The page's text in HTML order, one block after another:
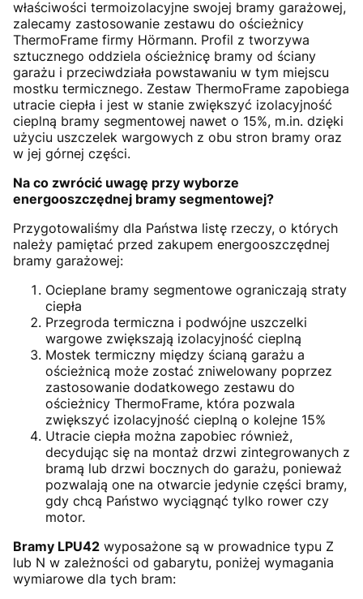
właściwości termoizolacyjne swojej bramy garażowej,
zalecamy zastosowanie zestawu do ościeżnicy
ThermoFrame firmy Hörmann. Profil z tworzywa
sztucznego oddziela ościeżnicę bramy od ściany
garażu i przeciwdziała powstawaniu w tym miejscu
mostku termicznego. Zestaw ThermoFrame zapobiega
utracie ciepła i jest w stanie zwiększyć izolacyjność
cieplną bramy segmentowej nawet o 15%, m.in. dzięki
użyciu uszczelek wargowych z obu stron bramy oraz
w jej górnej części.
Na co zwrócić uwagę przy wyborze
energooszczędnej bramy segmentowej?
Przygotowaliśmy dla Państwa listę rzeczy, o których
należy pamiętać przed zakupem energooszczędnej
bramy garażowej:
Ocieplane bramy segmentowe ograniczają straty
ciepła
Przegroda termiczna i podwójne uszczelki
wargowe zwiększają izolacyjność cieplną
Mostek termiczny między ścianą garażu a
ościeżnicą może zostać zniwelowany poprzez
zastosowanie dodatkowego zestawu do
ościeżnicy ThermoFrame, która pozwala
zwiększyć izolacyjność cieplną o kolejne 15%
Utracie ciepła można zapobiec również,
decydując się na montaż drzwi zintegrowanych z
bramą lub drzwi bocznych do garażu, ponieważ
pozwalają one na otwarcie jedynie części bramy,
gdy chcą Państwo wyciągnąć tylko rower czy
motor.
Bramy LPU42 wyposażone są w prowadnice typu Z
lub N w zależności od gabarytu, poniżej wymagania
wymiarowe dla tych bram: